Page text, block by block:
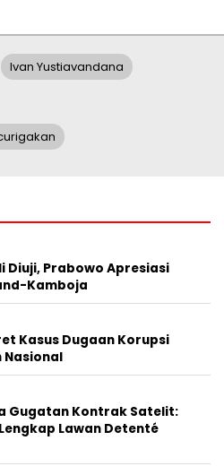
Ivan Yustiavandana
Diuji, Prabowo Apresiasi
Kamboja
Kasus Dugaan Korupsi
Nasional
Gugatan Kontrak Satelit:
Lawan Detenté